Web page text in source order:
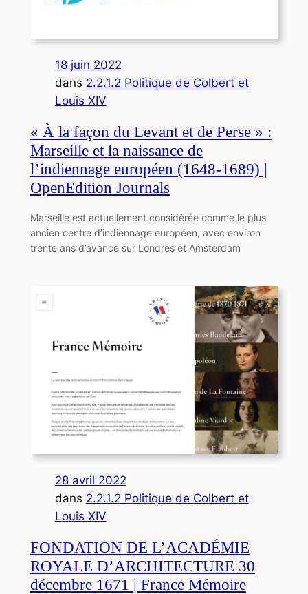
18 juin 2022
dans 2.2.1.2 Politique de Colbert et
Louis XIV
« À la façon du Levant et de Perse » :
Marseille et la naissance de
l’indiennage européen (1648-1689) |
OpenEdition Journals
Marseille est actuellement considérée comme le plus
ancien centre d’indiennage européen, avec environ
trente ans d’avance sur Londres et Amsterdam
28 avril 2022
dans 2.2.1.2 Politique de Colbert et
Louis XIV
FONDATION DE L’ACADÉMIE
ROYALE D’ARCHITECTURE 30
décembre 1671 | France Mémoire